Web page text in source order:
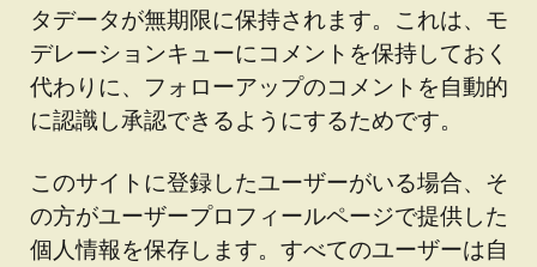
タデータが無期限に保持されます。これは、モ
デレーションキューにコメントを保持しておく
代わりに、フォローアップのコメントを自動的
に認識し承認できるようにするためです。
このサイトに登録したユーザーがいる場合、そ
の方がユーザープロフィールページで提供した
個人情報を保存します。すべてのユーザーは自